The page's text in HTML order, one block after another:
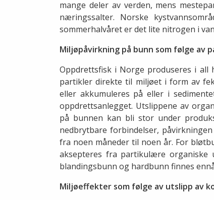
mange deler av verden, mens
næringssalter. Norske
sommerhalvåret er det lite nitrogen i
Miljøpåvirkning på bunn som følge
Oppdrettsfisk i Norge produseres i all
partikler direkte til miljøet i form av
eller akkumuleres på eller i
oppdrettsanlegget. Utslippene av
på bunnen kan bli stor under
nedbrytbare forbindelser,
fra noen måneder til noen år. For
aksepteres fra partikulære organiske
blandingsbunn og hardbunn finnes
Miljøeffekter som følge av utslipp av